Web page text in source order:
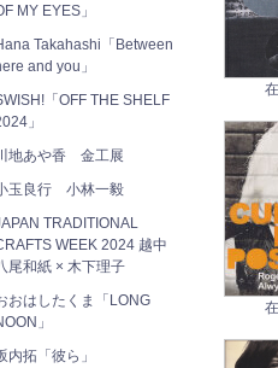
MY EYES」
Takahashi「Between
and you」
「OFF THE SHELF
」
地あや香 金工展
玉良行 小林一毅
TRADITIONAL
WEEK 2024 越中
尾和紙 × 木下理子
おはしたくま「LONG
」
内拓「彼ら」